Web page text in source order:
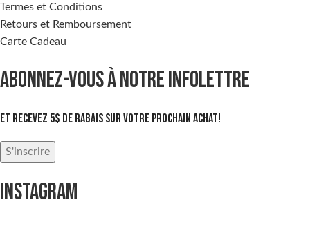
Termes et Conditions
Retours et Remboursement
Carte Cadeau
ABONNEZ-VOUS À NOTRE INFOLETTRE
Et recevez 5$ de rabais sur votre prochain achat!
S'inscrire
INSTAGRAM